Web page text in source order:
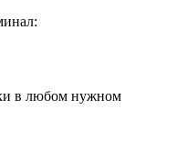
в любом нужном